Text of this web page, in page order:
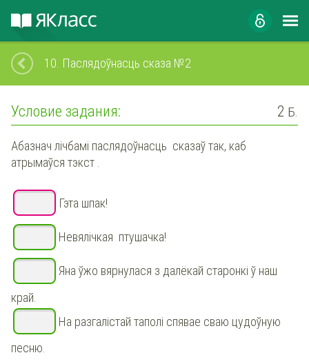
10. Паслядоўнасць сказа №2
Условие задания: 2 Б.
Абазнач лічбамі паслядоўнасць сказаў так, каб
атрымаўся тэкст .
Гэта шпак!
Невялічкая птушачка!
Яна ўжо вярнулася з далёкай старонкі ў наш
край.
На разгалістай таполі спявае сваю цудоўную
песню.